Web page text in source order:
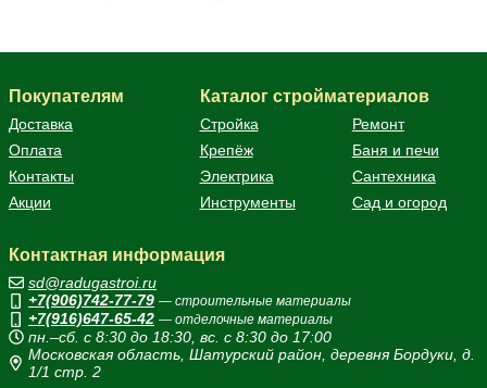
Покупателям
Доставка
Оплата
Контакты
Акции
Каталог стройматериалов
Стройка
Ремонт
Крепёж
Баня и печи
Электрика
Сантехника
Инструменты
Сад и огород
Контактная информация
sd@radugastroi.ru
+7(906)742-77-79 — строительные материалы
+7(916)647-65-42 — отделочные материалы
пн.–сб. с 8:30 до 18:30, вс. с 8:30 до 17:00
Московская область, Шатурский район, деревня Бордуки, д.
1/1 стр. 2